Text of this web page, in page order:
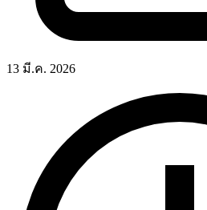
13 มี.ค. 2026